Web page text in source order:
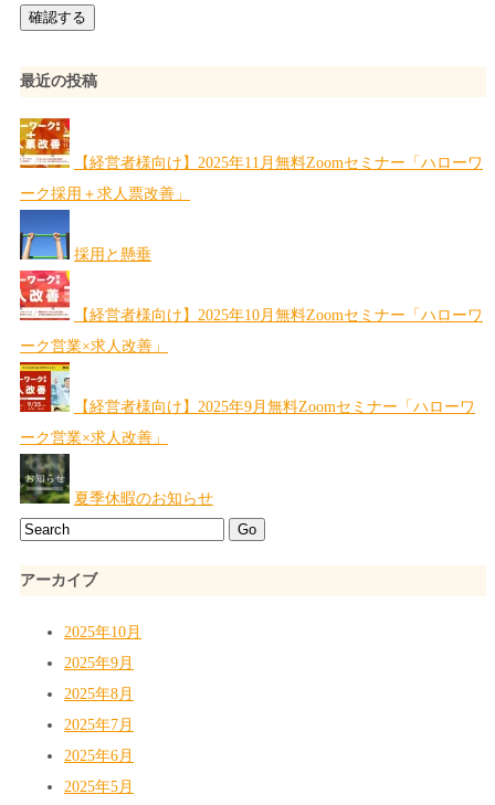
最近の投稿
【経営者様向け】2025年11月無料Zoomセミナー「ハローワ
ーク採用＋求人票改善」
採用と懸垂
【経営者様向け】2025年10月無料Zoomセミナー「ハローワ
ーク営業×求人改善」
【経営者様向け】2025年9月無料Zoomセミナー「ハローワ
ーク営業×求人改善」
夏季休暇のお知らせ
アーカイブ
2025年10月
2025年9月
2025年8月
2025年7月
2025年6月
2025年5月